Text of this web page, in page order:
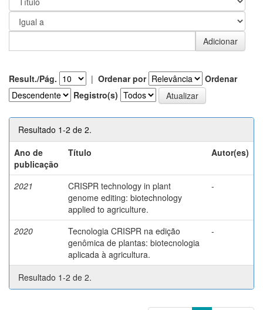
Result./Pág. | Ordenar por
Ordenar
Registro(s)
Resultado 1-2 de 2.
Ano de
publicação
Título Autor(es)
2021
CRISPR technology in plant
genome editing: biotechnology
applied to agriculture.
-
2020
Tecnologia CRISPR na edição
genômica de plantas: biotecnologia
aplicada à agricultura.
-
Resultado 1-2 de 2.